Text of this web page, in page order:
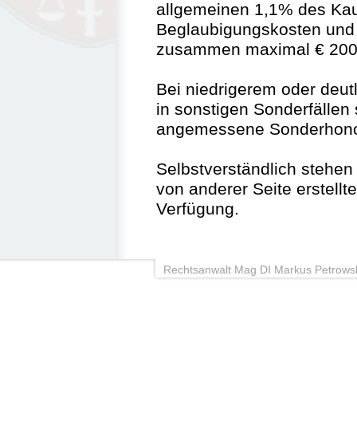
allgemeinen 1,1% des
Beglaubigungskosten
zusammen maximal €
Bei niedrigerem oder
in sonstigen
angemessene
Selbstverständlich
von anderer Seite
Verfügung.
Rechtsanwalt Mag DI Markus